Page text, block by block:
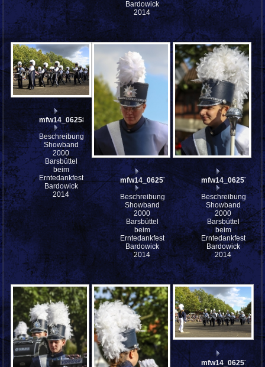
Bardowick
2014
mfw14_062580
Beschreibung:
Showband
2000
Barsbüttel
beim
Erntedankfest
Bardowick
2014
mfw14_062578
Beschreibung:
Showband
2000
Barsbüttel
beim
Erntedankfest
Bardowick
2014
mfw14_062577
Beschreibung:
Showband
2000
Barsbüttel
beim
Erntedankfest
Bardowick
2014
mfw14_062572